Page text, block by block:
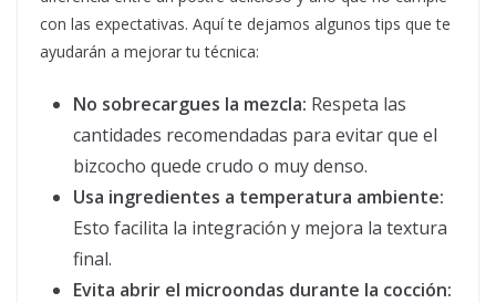
con las expectativas. Aquí te dejamos algunos tips que te
ayudarán a mejorar tu técnica:
No sobrecargues la mezcla: Respeta las
cantidades recomendadas para evitar que el
bizcocho quede crudo o muy denso.
Usa ingredientes a temperatura ambiente:
Esto facilita la integración y mejora la textura
final.
Evita abrir el microondas durante la cocción: